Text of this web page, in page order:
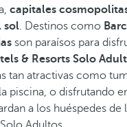
capitales
sol. Destinos como
son paraísos para
& Resorts Solo
tan atractivas como
piscina, o disfrutando
a los huéspedes